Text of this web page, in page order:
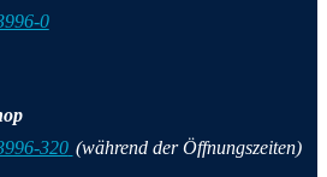
0
320 (während der Öffnungszeiten)